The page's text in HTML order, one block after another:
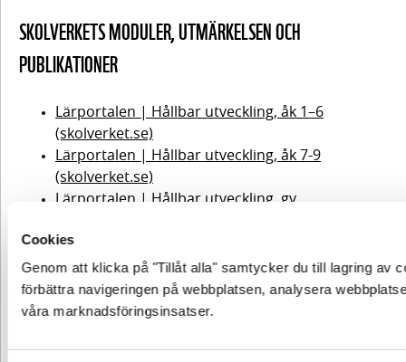
Cookies
Genom att klicka på "Tillåt alla" samtycker du till lagring av
förbättra navigeringen på webbplatsen, analysera
våra marknadsföringsinsatser.
av din skola
praktiker
Praktisk
uppgift –
inventera
stor/liten
Knyta an till
säcken…
föreläsningen
Reflektionsfråga
efter samtalet
och
extraläsning
SKOLVERKETS MODULER, UTMÄRKELSEN OCH
PUBLIKATIONER
Lärportalen | Hållbar utveckling, åk 1–6
(skolverket.se)
Lärportalen | Hållbar utveckling, åk 7-9
(skolverket.se)
Lärportalen | Hållbar utveckling, gy
Lärportalen | Leda förändring (skolverket.se)
Utmärkelsen Skola för hållbar utveckling –
Skolverket